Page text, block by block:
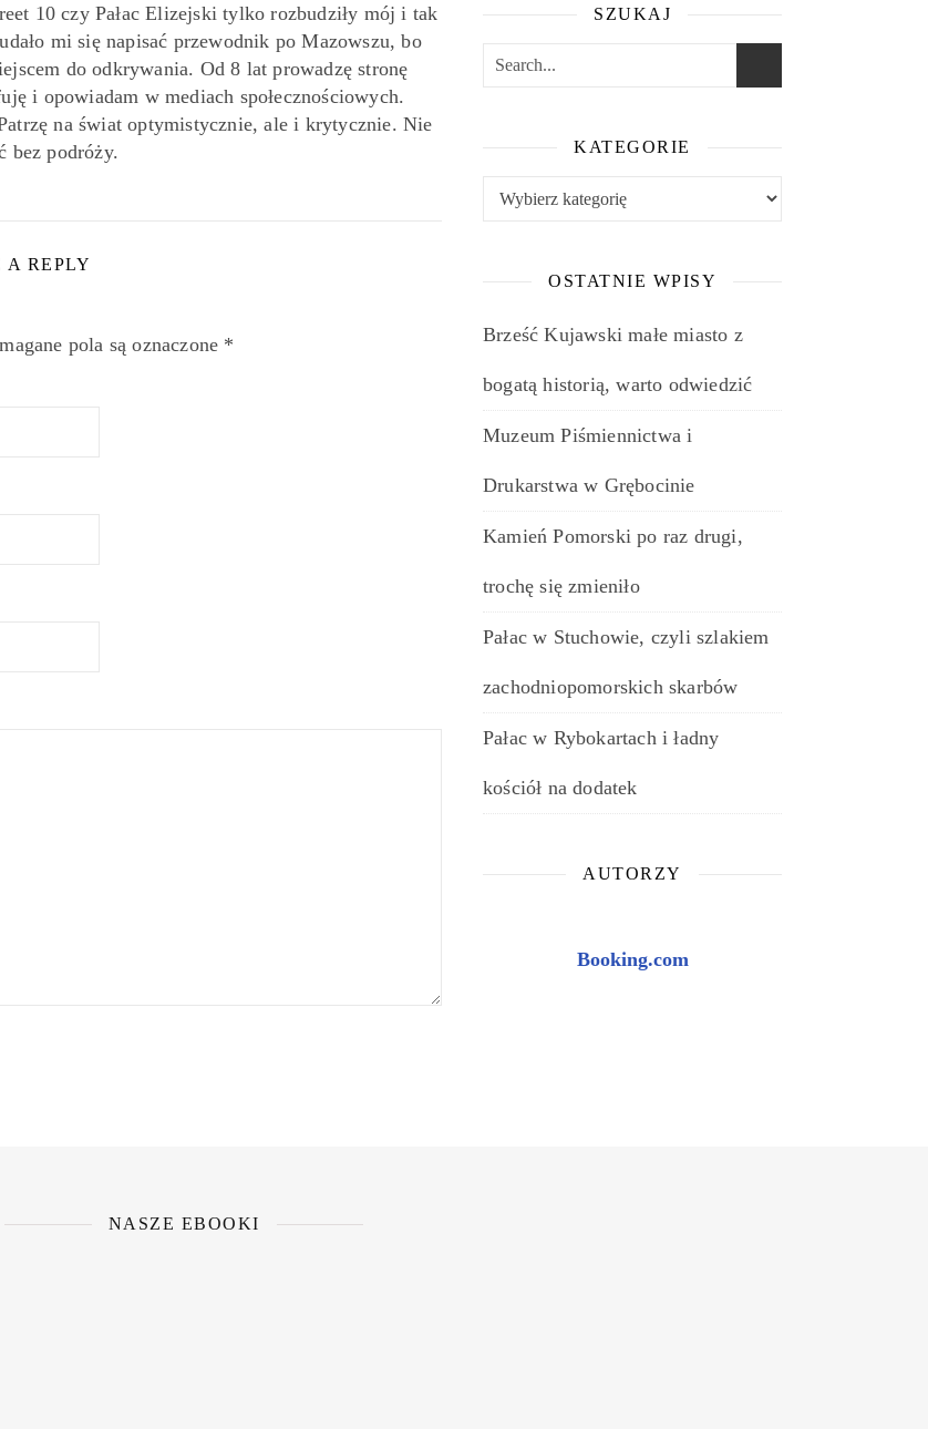
10 czy Pałac Elizejski tylko rozbudziły mój i tak
mi się napisać przewodnik po Mazowszu, bo
do odkrywania. Od 8 lat prowadzę stronę
i opowiadam w mediach społecznościowych.
na świat optymistycznie, ale i krytycznie. Nie
bez podróży.
A REPLY
pola są oznaczone *
SZUKAJ
KATEGORIE
OSTATNIE WPISY
Brześć Kujawski małe miasto z
bogatą historią, warto odwiedzić
Muzeum Piśmiennictwa i
Drukarstwa w Grębocinie
Kamień Pomorski po raz drugi,
trochę się zmieniło
Pałac w Stuchowie, czyli szlakiem
zachodniopomorskich skarbów
Pałac w Rybokartach i ładny
kościół na dodatek
AUTORZY
Booking.com
NASZE EBOOKI